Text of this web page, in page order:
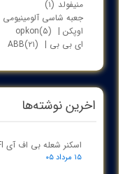
منیفولد (۱)
جعبه شاسی آلومینیومی S.G.P
اوپکن | opkon (۵)
ای بی بی | ABB (۲۱)
اخرین نوشته‌ها
اسکنر شعله بی اف آی BFI آلمان مدل تایپ ۲
۱۵ مرداد ۰۵